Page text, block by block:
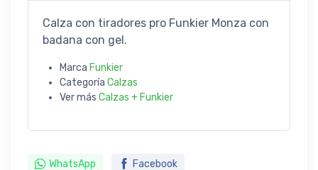
Calza con tiradores pro Funkier Monza con
badana con gel.
Marca Funkier
Categoría Calzas
Ver más Calzas + Funkier
WhatsApp Facebook